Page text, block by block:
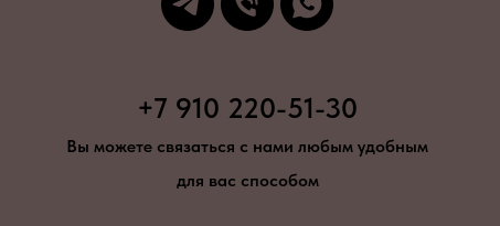
+7 910 220-51-30
Вы можете связаться с нами любым удобным
для вас способом